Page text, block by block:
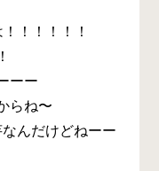
！！！！！
ーー
らね〜
んだけどねーー